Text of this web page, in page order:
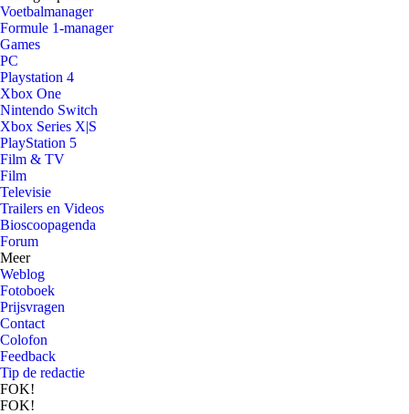
Voetbalmanager
Formule 1-manager
Games
PC
Playstation 4
Xbox One
Nintendo Switch
Xbox Series X|S
PlayStation 5
Film & TV
Film
Televisie
Trailers en Videos
Bioscoopagenda
Forum
Meer
Weblog
Fotoboek
Prijsvragen
Contact
Colofon
Feedback
Tip de redactie
FOK!
FOK!